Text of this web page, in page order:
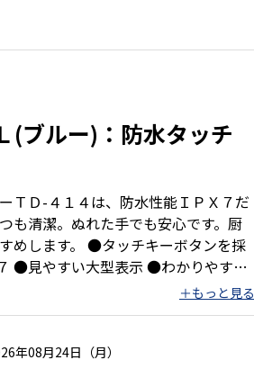
(ブルー)：防水タッチ
ＴＤ-４１４は、防水性能ＩＰＸ７だ
も清潔。ぬれた手でも安心です。厨
めします。 ●タッチキーボタンを採
●見やすい大型表示 ●わかりやすい
ット・スタンド付き ●セット時間を繰
ウントアップ機能付き
年08月24日（月）